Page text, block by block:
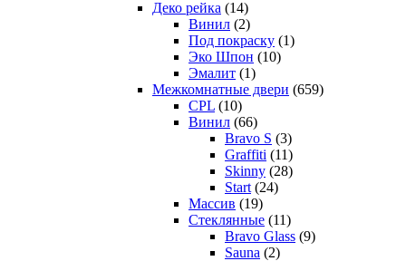
Деко рейка (14)
Винил (2)
Под покраску (1)
Эко Шпон (10)
Эмалит (1)
Межкомнатные двери (659)
CPL (10)
Винил (66)
Bravo S (3)
Graffiti (11)
Skinny (28)
Start (24)
Массив (19)
Стеклянные (11)
Bravo Glass (9)
Sauna (2)